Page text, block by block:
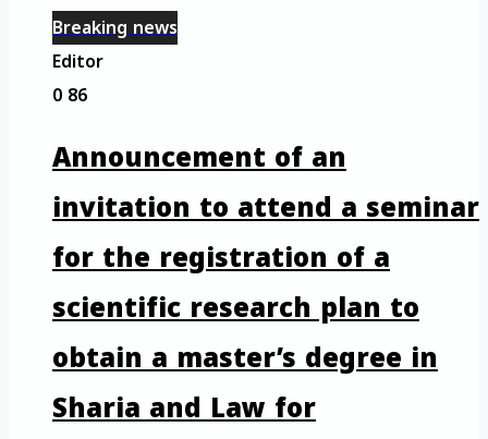
Breaking news
Editor
086
Announcement of an
invitation to attend a seminar
for the registration of a
scientific research plan to
obtain a master’s degree in
Sharia and Law for